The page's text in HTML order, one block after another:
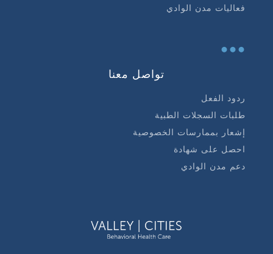
فعاليات مدن الوادي
...
تواصل معنا
ردود الفعل
طلبات السجلات الطبية
إشعار بممارسات الخصوصية
احصل على شهادة
دعم مدن الوادي